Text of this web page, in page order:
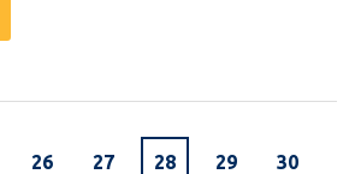
26 27 28 29 30